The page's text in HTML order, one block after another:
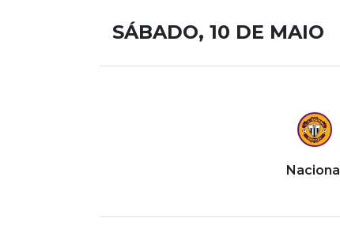
SÁBADO, 10 DE MAIO
Nacional